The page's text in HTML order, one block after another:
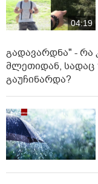
04:19
გადავარდნა" - რა
მლეთიდან, სადაც
გაუჩინარდა?